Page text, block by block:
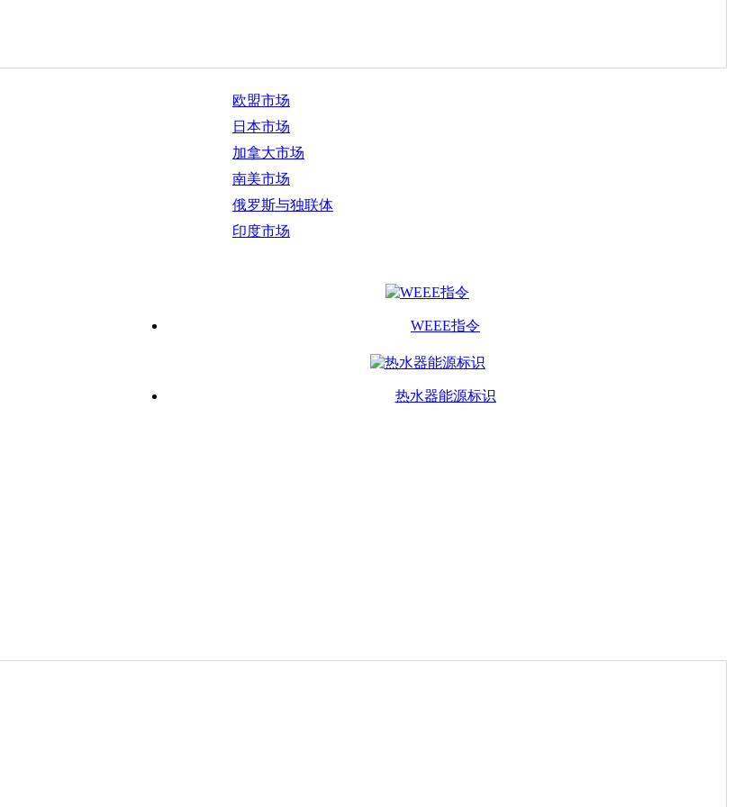
欧盟市场
日本市场
加拿大市场
南美市场
俄罗斯与独联体
印度市场
WEEE指令
热水器能源标识